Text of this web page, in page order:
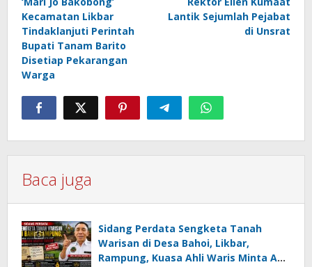
pos
Kecamatan Likbar
Tindaklanjuti Perintah
Bupati Tanam Barito
Disetiap Pekarangan
Warga
Lantik Sejumlah Pejabat
di Unsrat
Baca juga
Sidang Perdata Sengketa Tanah
Warisan di Desa Bahoi, Likbar,
Rampung, Kuasa Ahli Waris Minta APH